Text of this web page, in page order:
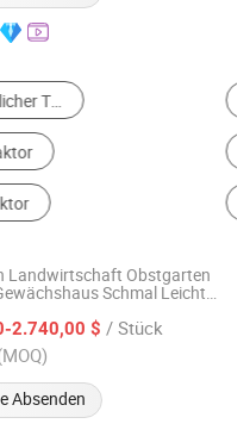
Grabmaschine
Landwirtschaft Obstgarten
Schmal Leicht
KettenfahrzeugTraktor
2.740,00 $ / Stück
Absenden
Co., Ltd.
2024